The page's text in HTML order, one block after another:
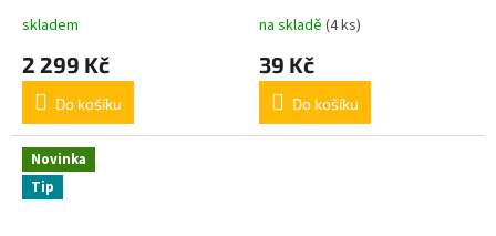
doplňky i pro prvňáčky
skladem
2 299 Kč
Do košíku
na skladě (4 ks)
39 Kč
Do košíku
Novinka
Tip